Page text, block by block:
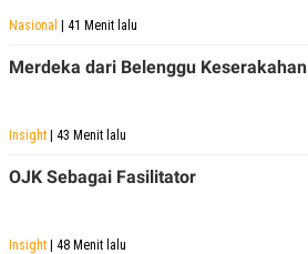
Nasional | 41 Menit lalu
Merdeka dari Belenggu Keserakahan
Insight | 43 Menit lalu
OJK Sebagai Fasilitator
Insight | 48 Menit lalu